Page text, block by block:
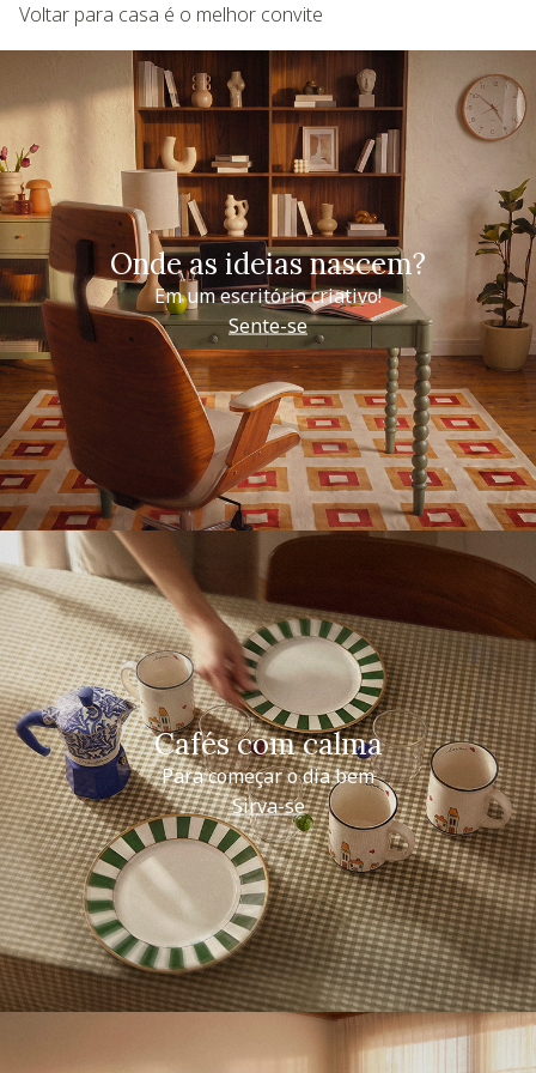
Voltar para casa é o melhor convite
Onde as ideias nascem?
Em um escritório criativo!
Sente-se
Cafés com calma
Para começar o dia bem
Sirva-se